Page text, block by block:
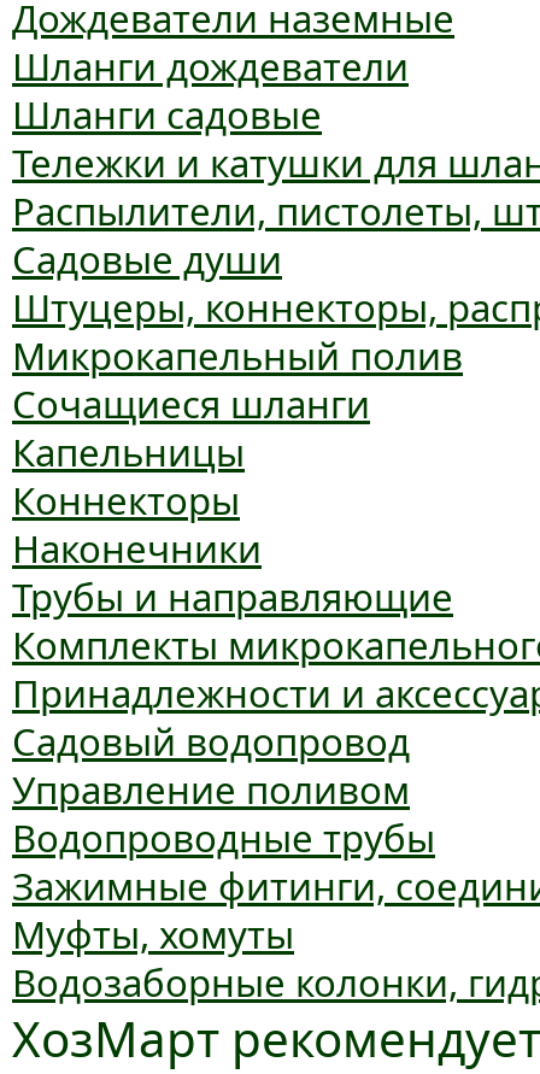
Дождеватели наземные
Шланги дождеватели
Шланги садовые
Тележки и катушки для
Распылители, пистолеты,
Садовые души
Штуцеры, коннекторы,
Микрокапельный полив
Сочащиеся шланги
Капельницы
Коннекторы
Наконечники
Трубы и направляющие
Комплекты
Принадлежности и
Садовый водопровод
Управление поливом
Водопроводные трубы
Зажимные фитинги,
Муфты, хомуты
Водозаборные колонки,
ХозМарт рекомендует